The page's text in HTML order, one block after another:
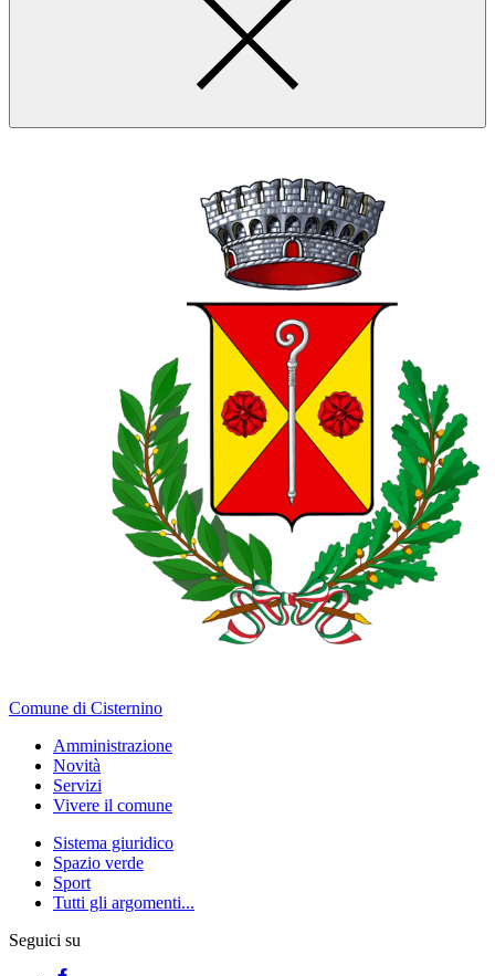
Comune di Cisternino
Amministrazione
Novità
Servizi
Vivere il comune
Sistema giuridico
Spazio verde
Sport
Tutti gli argomenti...
Seguici su